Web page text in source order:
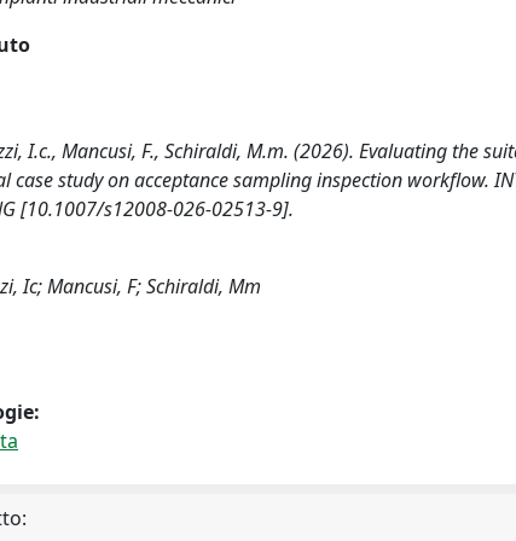
I.c., Mancusi, F., Schiraldi, M.m. (2026). Evaluating the
study on acceptance sampling inspection workflow.
[10.1007/s12008-026-02513-9].
Ic; Mancusi, F; Schiraldi, Mm